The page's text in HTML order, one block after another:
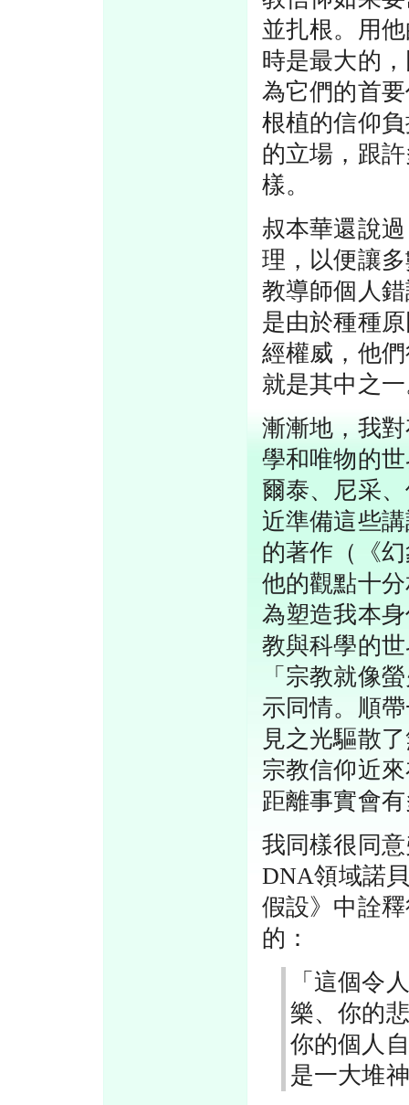
並扎根。用
時是最大的
為它們的首
根植的信仰
的立場，跟
樣。
叔本華還說
理，以便讓
教導師個人
是由於種種
經權威，他
就是其中之
漸漸地，我
學和唯物的
爾泰、尼采
近準備這些
的著作（《
他的觀點十
為塑造我本
教與科學的
「宗教就像
示同情。順
見之光驅散
宗教信仰近
距離事實會
我同樣很同
DNA領域諾
假設》中詮
的：
「這個令
樂、你的
你的個人
是一大堆